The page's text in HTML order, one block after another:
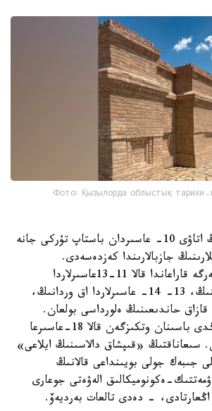
Фото: Қызылорда облыстық тарихи-
- سىعاناق قالاسىنىڭ اتاۋى 10- عاسىردان باستاپ تۇركى جانە
جازبالارىندا كەزدەسەدى.
ورتاعاسىرلىق دەرەكتەرگە قاراعاندا قالا 11-13عاسىرلاردا
دەشتى- قىپشاق ەلىنىڭ، 13- 14- عاسىرلاردا اق وردانىڭ،
قازاق حاندىعىنىڭ ەلورداسى بولعان.
ءتۇرلى تاريحي كەزەڭدى باسىنان وتكىزگەن قالا 18-عاسىرعا
سىعاناقتىڭ «قىپشاق دالاسىنىڭ ايلاعى»
جىبەك جولى بويىنداعى قالانىڭ
ەكونوميكالىق الەۋەتى جوعارى
- دەدى تالعات بەرديەۆ.